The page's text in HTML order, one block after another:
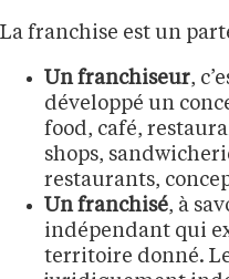
La franchise est un
Un franchiseur,
développé un
food, café,
shops,
restaurants,
Un franchisé, à
indépendant qui
territoire donné.